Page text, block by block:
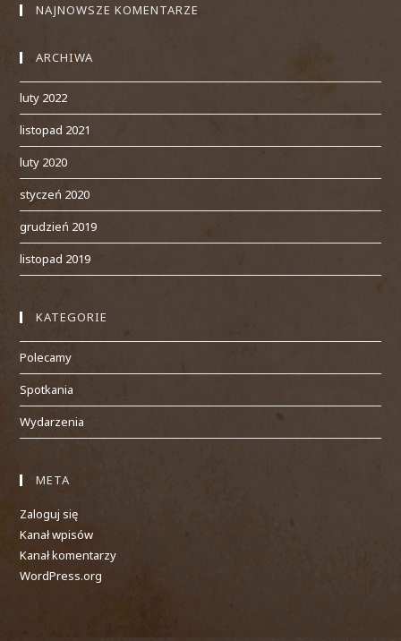
NAJNOWSZE KOMENTARZE
ARCHIWA
luty 2022
listopad 2021
luty 2020
styczeń 2020
grudzień 2019
listopad 2019
KATEGORIE
Polecamy
Spotkania
Wydarzenia
META
Zaloguj się
Kanał wpisów
Kanał komentarzy
WordPress.org